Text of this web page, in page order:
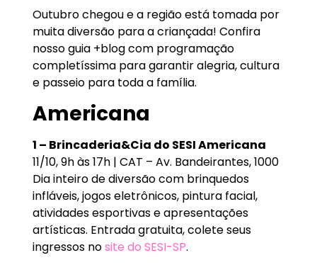
Outubro chegou e a região está tomada por
muita diversão para a criançada! Confira
nosso guia +blog com programação
completíssima para garantir alegria, cultura
e passeio para toda a família.
Americana
1 – Brincaderia&Cia do SESI Americana
11/10, 9h às 17h | CAT – Av. Bandeirantes, 1000
Dia inteiro de diversão com brinquedos
infláveis, jogos eletrônicos, pintura facial,
atividades esportivas e apresentações
artísticas. Entrada gratuita, colete seus
ingressos nosite do SESI-SP.